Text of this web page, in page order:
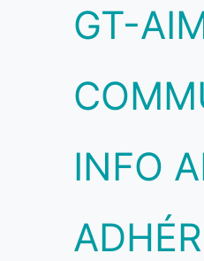
GT-
INFO